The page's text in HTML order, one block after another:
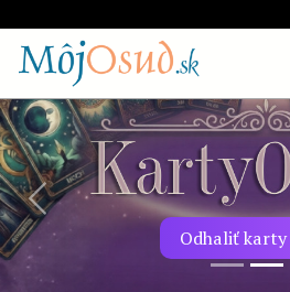
Odhaliť karty
Predchádzajúca snímka